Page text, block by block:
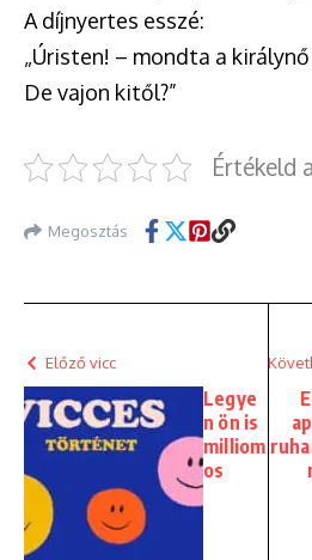
A díjnyertes esszé:
„Úristen! – mondta a
De vajon kitől?”
Értékeld
Megosztás
Előző vicc
Legye
n ön is
milliom
os